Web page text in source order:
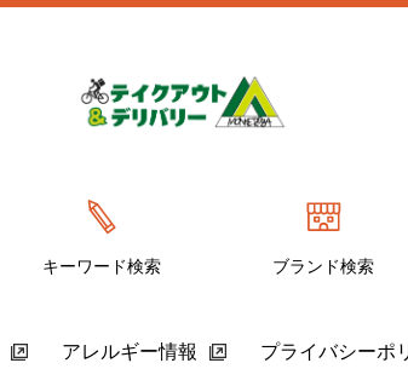
キーワード検索 ブランド検索
アレルギー情報 プライバシーポ